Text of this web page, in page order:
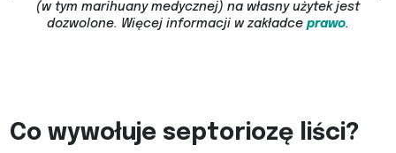
(w tym marihuany medycznej) na własny użytek jest
dozwolone. Więcej informacji w zakładce prawo.
Co wywołuje septoriozę liści?